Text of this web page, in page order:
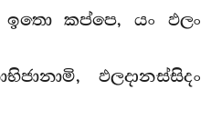
ඉතො කප්පෙ, යං ඵලං
ඵලදානස්සිදං